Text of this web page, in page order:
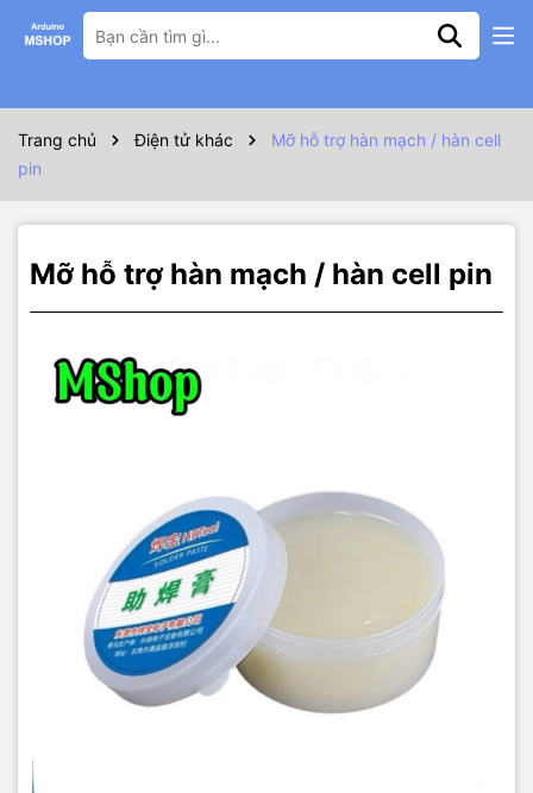
Trang chủ Điện tử khác
Mỡ hỗ trợ hàn mạch / hàn cell
pin
Mỡ hỗ trợ hàn mạch / hàn cell pin
Thông số kỹ thuật
loại khác
- Làm sạch bề mặt của vật phẩm trước khi hàn, bôi hỗn hợp này
lên đồng, thiếc, sắt và các kim loại khác, sau đó hòa tan nó vào vị
trí hàn bằng mỏ hàn
- Làm sạch bề mặt của vật phẩm trước khi hàn, bôi hỗn hợp này
lên đồng, thiếc, sắt và các kim loại khác, sau đó hòa tan nó vào vị